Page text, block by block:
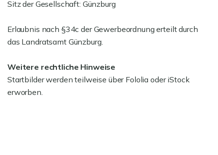
Sitz der Gesellschaft: Günzburg
Erlaubnis nach §34c der Gewerbeordnung erteilt durch
das Landratsamt Günzburg.
Weitere rechtliche Hinweise
Startbilder werden teilweise über Fololia oder iStock
erworben.